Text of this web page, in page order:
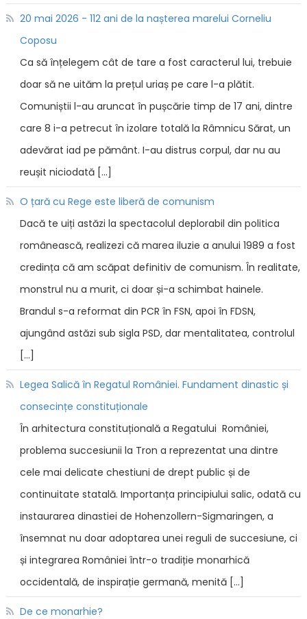
20 mai 2026 - 112 ani de la nașterea marelui Corneliu
Coposu
Ca să înțelegem cât de tare a fost caracterul lui, trebuie
doar să ne uităm la prețul uriaș pe care l-a plătit.
Comuniștii l-au aruncat în pușcărie timp de 17 ani, dintre
care 8 i-a petrecut în izolare totală la Râmnicu Sărat, un
adevărat iad pe pământ. I-au distrus corpul, dar nu au
reușit niciodată […]
O țară cu Rege este liberă de comunism
Dacă te uiți astăzi la spectacolul deplorabil din politica
românească, realizezi că marea iluzie a anului 1989 a fost
credința că am scăpat definitiv de comunism. În realitate,
monstrul nu a murit, ci doar și-a schimbat hainele.
Brandul s-a reformat din PCR în FSN, apoi în FDSN,
ajungând astăzi sub sigla PSD, dar mentalitatea, controlul
[…]
Legea Salică în Regatul României. Fundament dinastic și
consecințe constituționale
În arhitectura constituțională a Regatului României,
problema succesiunii la Tron a reprezentat una dintre
cele mai delicate chestiuni de drept public și de
continuitate statală. Importanța principiului salic, odată cu
instaurarea dinastiei de Hohenzollern-Sigmaringen, a
însemnat nu doar adoptarea unei reguli de succesiune, ci
și integrarea României într-o tradiție monarhică
occidentală, de inspirație germană, menită […]
De ce monarhie?